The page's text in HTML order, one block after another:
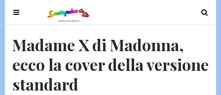
T
o
g
e
n
T
o
e
Madame X di Madonna,
ecco la cover della versione
standard